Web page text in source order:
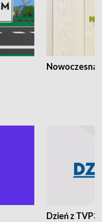
Nowoczesna
Dzień z TVP3